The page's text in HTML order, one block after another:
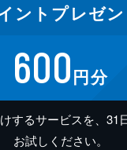
ント プレゼン
600円分
するサービスを、31
お試しください。